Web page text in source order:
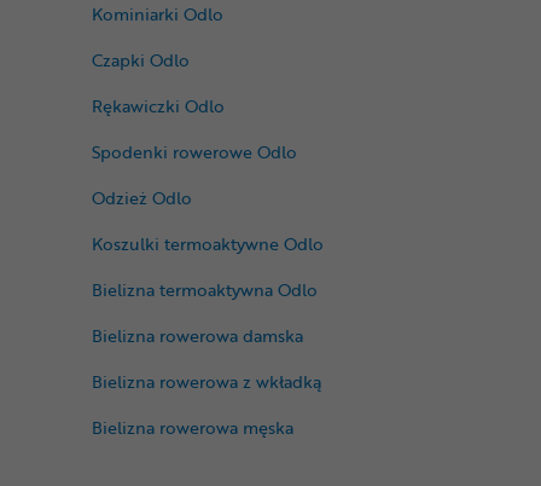
Kominiarki Odlo
Czapki Odlo
Rękawiczki Odlo
Spodenki rowerowe Odlo
Odzież Odlo
Koszulki termoaktywne Odlo
Bielizna termoaktywna Odlo
Bielizna rowerowa damska
Bielizna rowerowa z wkładką
Bielizna rowerowa męska